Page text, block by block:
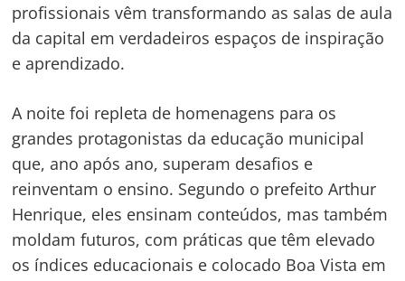
profissionais vêm transformando as salas de aula
da capital em verdadeiros espaços de inspiração
e aprendizado.
A noite foi repleta de homenagens para os
grandes protagonistas da educação municipal
que, ano após ano, superam desafios e
reinventam o ensino. Segundo o prefeito Arthur
Henrique, eles ensinam conteúdos, mas também
moldam futuros, com práticas que têm elevado
os índices educacionais e colocado Boa Vista em